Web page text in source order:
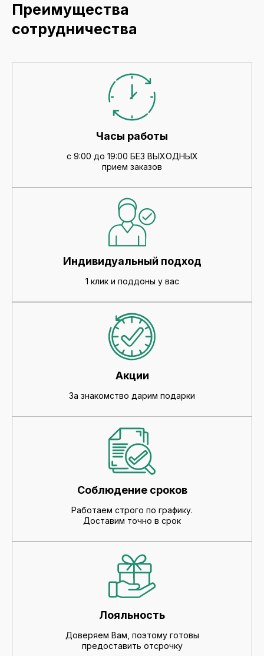
Преимущества
сотрудничества
Часы работы
с 9:00 до 19:00 БЕЗ ВЫХОДНЫХ
прием заказов
Индивидуальный подход
1 клик и поддоны у вас
Акции
За знакомство дарим подарки
Соблюдение сроков
Работаем строго по графику.
Доставим точно в срок
Лояльность
Доверяем Вам, поэтому готовы
предоставить отсрочку